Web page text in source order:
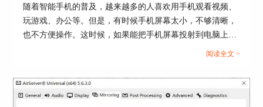
图5：启用硬件加速
3.切换网络配置
随着智能手机的普及，越来越多的人喜欢用手机观看视频、
玩游戏、办公等。但是，有时候手机屏幕太小，不够清晰，
也不方便操作。这时候，如果能把手机屏幕投射到电脑上，
就可以享受更大的视野，更流畅的体验，更高效的工作。那
么没有声音呢？...
阅读全文 >